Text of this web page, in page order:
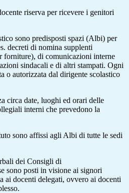
riserva per ricevere i genitori
sono predisposti spazi (Albi) per
decreti di nomina supplenti
forniture), di comunicazioni interne
sindacali e di altri stampati. Ogni
o autorizzata dal dirigente scolastico
circa date, luoghi ed orari delle
interni che prevedono la
sono affissi agli Albi di tutte le sedi
dei Consigli di
sono posti in visione ai signori
ai docenti delegati, ovvero ai docenti